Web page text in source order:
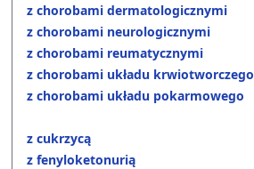
z chorobami dermatologicznymi
z chorobami neurologicznymi
z chorobami reumatycznymi
z chorobami układu krwiotworczego
z chorobami układu pokarmowego
z cukrzycą
z fenyloketonurią